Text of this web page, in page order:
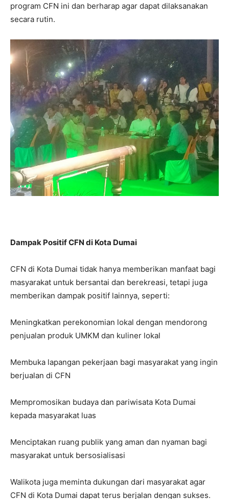
program CFN ini dan berharap agar dapat dilaksanakan
secara rutin.
Dampak Positif CFN di Kota Dumai
CFN di Kota Dumai tidak hanya memberikan manfaat bagi
masyarakat untuk bersantai dan berekreasi, tetapi juga
memberikan dampak positif lainnya, seperti:
Meningkatkan perekonomian lokal dengan mendorong
penjualan produk UMKM dan kuliner lokal
Membuka lapangan pekerjaan bagi masyarakat yang ingin
berjualan di CFN
Mempromosikan budaya dan pariwisata Kota Dumai
kepada masyarakat luas
Menciptakan ruang publik yang aman dan nyaman bagi
masyarakat untuk bersosialisasi
Walikota juga meminta dukungan dari masyarakat agar
CFN di Kota Dumai dapat terus berjalan dengan sukses.